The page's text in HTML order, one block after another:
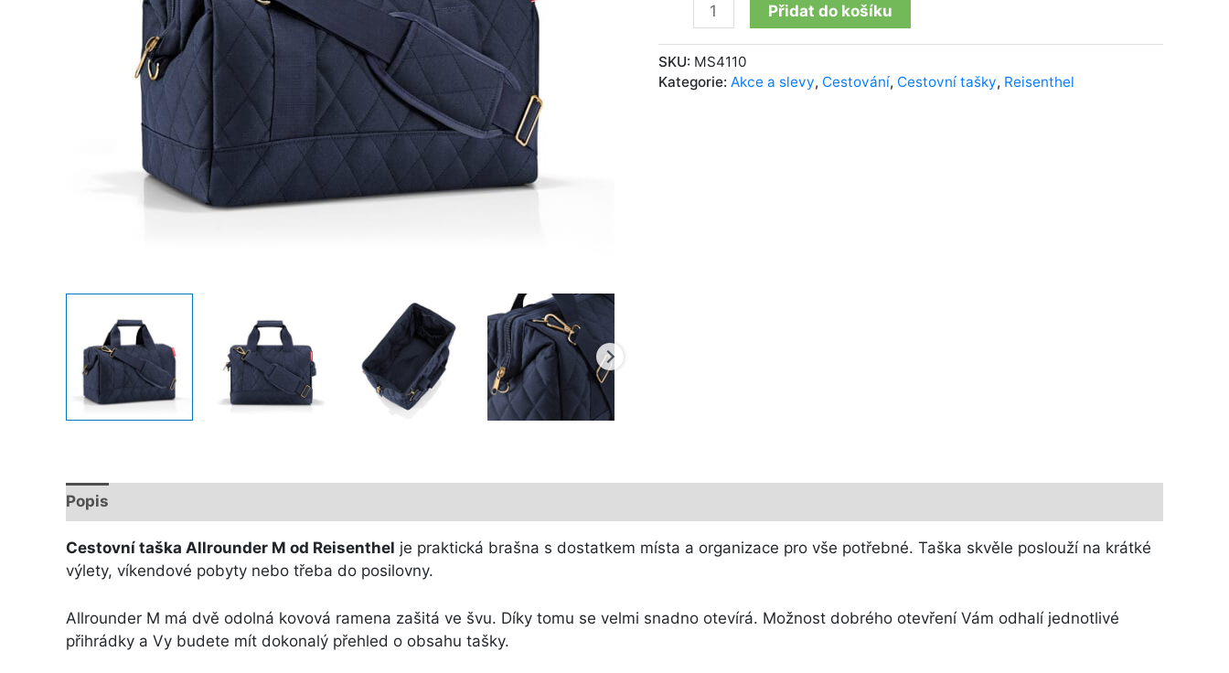
Přidat do košíku
SKU: MS4110
Kategorie: Akce a slevy, Cestování, Cestovní tašky, Reisenthel
Popis
Cestovní taška Allrounder M od Reisenthel je praktická brašna s dostatkem místa a organizace pro vše potřebné. Taška skvěle poslouží na krátké
výlety, víkendové pobyty nebo třeba do posilovny.
Allrounder M má dvě odolná kovová ramena zašitá ve švu. Díky tomu se velmi snadno otevírá. Možnost dobrého otevření Vám odhalí jednotlivé
přihrádky a Vy budete mít dokonalý přehled o obsahu tašky.